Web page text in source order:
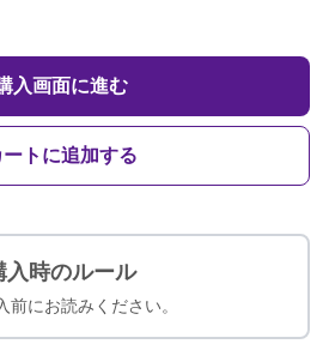
入画面に進む
ートに追加する
入時のルール
前にお読みください。